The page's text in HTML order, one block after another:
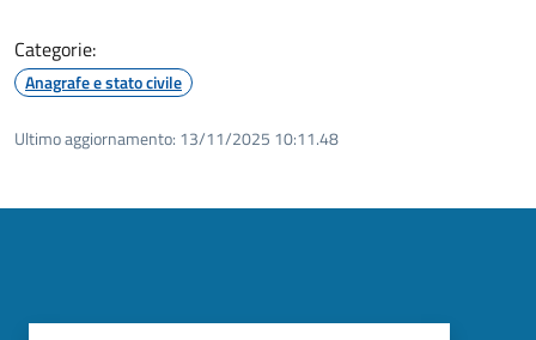
Categorie:
Anagrafe e stato civile
Ultimo aggiornamento: 13/11/2025 10:11.48